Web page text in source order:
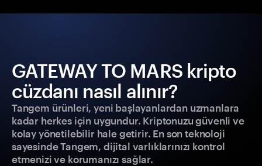
GATEWAY TO MARS kripto
cüzdanı nasıl alınır?
Tangem ürünleri, yeni başlayanlardan uzmanlara
kadar herkes için uygundur. Kriptonuzu güvenli ve
kolay yönetilebilir hale getirir. En son teknoloji
sayesinde Tangem, dijital varlıklarınızı kontrol
etmenizi ve korumanızı sağlar.